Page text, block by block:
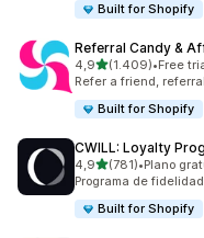
Built for Shopify
Referral Candy &
4,9de 5 estrelas
(1.409)
1409 total de•Free
Refer a friend,
Built for Shopify
CWILL: Loyalty
4,9de 5 estrelas
(781)
781 total de
•Plano
Programa de
Built for Shopify